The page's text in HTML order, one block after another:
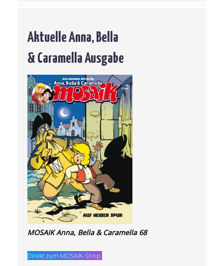
Aktuelle Anna, Bella
& Caramella Ausgabe
MOSAIK Anna, Bella & Caramella 68
Direkt zum MOSAIK-Shop.